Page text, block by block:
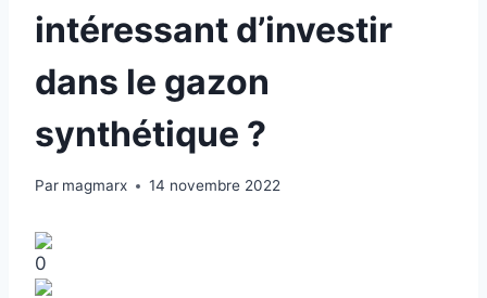
intéressant d’investir
dans le gazon
synthétique ?
Par magmarx 14 novembre 2022
0